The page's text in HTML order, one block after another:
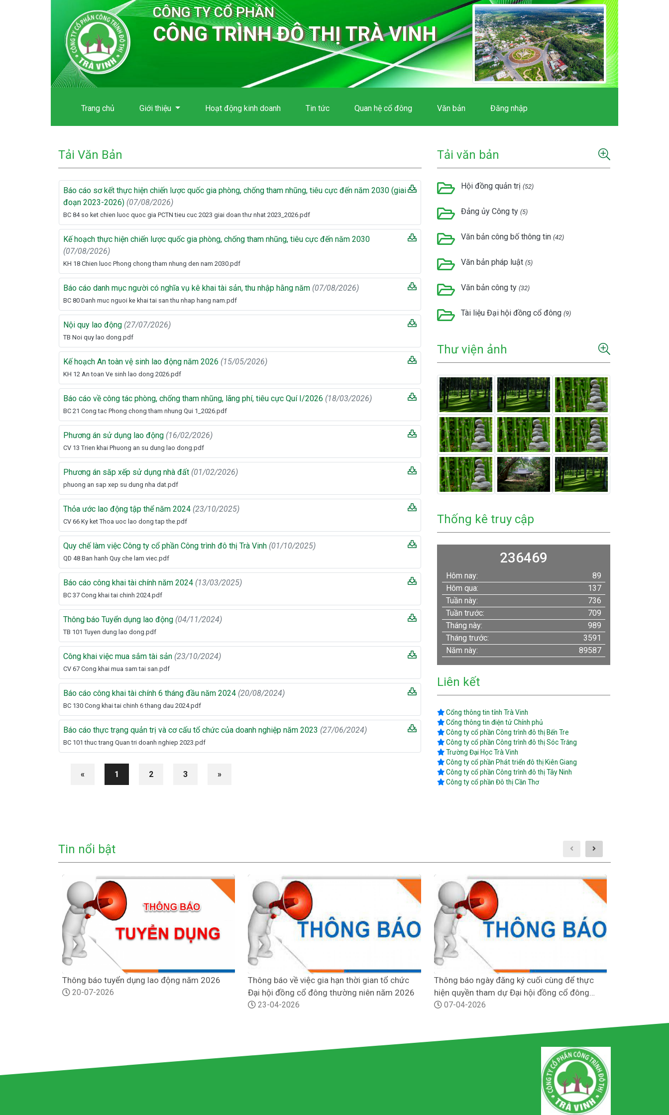
CÔNG TY CỔ PHẦN
CÔNG TRÌNH ĐÔ THỊ TRÀ VINH
Trang chủ Giới thiệu Hoạt động kinh doanh Tin tức Quan hệ cổ đông Văn bản Đăng nhập
Tải Văn Bản
Báo cáo sơ kết thực hiện chiến lược quốc gia phòng, chống tham nhũng, tiêu cực đến năm 2030 (giai
đoạn 2023-2026) (07/08/2026)
BC 84 so ket chien luoc quoc gia PCTN tieu cuc 2023 giai doan thư nhat 2023_2026.pdf
Kế hoạch thực hiện chiến lược quốc gia phòng, chống tham nhũng, tiêu cực đến năm 2030
(07/08/2026)
KH 18 Chien luoc Phong chong tham nhung den nam 2030.pdf
Báo cáo danh mục người có nghĩa vụ kê khai tài sản, thu nhập hằng năm (07/08/2026)
BC 80 Danh muc nguoi ke khai tai san thu nhap hang nam.pdf
Nội quy lao động (27/07/2026)
TB Noi quy lao dong.pdf
Kế hoạch An toàn vệ sinh lao động năm 2026 (15/05/2026)
KH 12 An toan Ve sinh lao dong 2026.pdf
Báo cáo về công tác phòng, chống tham nhũng, lãng phí, tiêu cực Quí I/2026 (18/03/2026)
BC 21 Cong tac Phong chong tham nhung Qui 1_2026.pdf
Phương án sử dụng lao động (16/02/2026)
CV 13 Trien khai Phuong an su dung lao dong.pdf
Phương án săp xếp sử dụng nhà đất (01/02/2026)
phuong an sap xep su dung nha dat.pdf
Thỏa ước lao động tập thể năm 2024 (23/10/2025)
CV 66 Ky ket Thoa uoc lao dong tap the.pdf
Quy chế làm việc Công ty cổ phần Công trình đô thị Trà Vinh (01/10/2025)
QD 48 Ban hanh Quy che lam viec.pdf
Báo cáo công khai tài chính năm 2024 (13/03/2025)
BC 37 Cong khai tai chinh 2024.pdf
Thông báo Tuyển dụng lao động (04/11/2024)
TB 101 Tuyen dung lao dong.pdf
Công khai việc mua sắm tài sản (23/10/2024)
CV 67 Cong khai mua sam tai san.pdf
Báo cáo công khai tài chính 6 tháng đầu năm 2024 (20/08/2024)
BC 130 Cong khai tai chinh 6 thang dau 2024.pdf
Báo cáo thực trạng quản trị và cơ cấu tổ chức của doanh nghiệp năm 2023 (27/06/2024)
BC 101 thuc trang Quan tri doanh nghiep 2023.pdf
« 1 2 3 »
Tải văn bản
Hội đồng quản trị (52)
Đảng ủy Công ty (5)
Văn bản công bố thông tin (42)
Văn bản pháp luật (5)
Văn bản công ty (32)
Tài liệu Đại hội đồng cổ đông (9)
Thư viện ảnh
Thống kê truy cập
236469
Hôm nay:
89
Hôm qua:
137
Tuần này:
736
Tuần trước:
709
Tháng này:
989
Tháng trước:
3591
Năm này:
89587
Liên kết
Cổng thông tin tỉnh Trà Vinh
Cổng thông tin điện tử Chính phủ
Công ty cổ phần Công trình đô thị Bến Tre
Công ty cổ phần Công trình đô thị Sóc Trăng
Trường Đại Học Trà Vinh
Công ty cổ phần Phát triển đô thị Kiên Giang
Công ty cổ phần Công trình đô thị Tây Ninh
Công ty cổ phần Đô thị Cần Thơ
Tin nổi bật
Thông báo tuyển dụng lao động năm 2026
20-07-2026
Thông báo về việc gia hạn thời gian tổ chức
Đại hội đồng cổ đông thường niên năm 2026
23-04-2026
Thông báo ngày đăng ký cuối cùng để thực
hiện quyền tham dự Đại hội đồng cổ đông
thường niên năm 2026
07-04-2026